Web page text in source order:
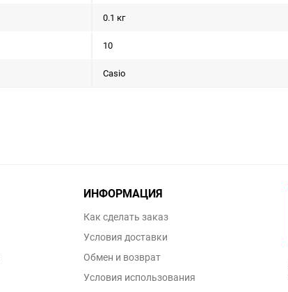
0.1 кг
10
Casio
ИНФОРМАЦИЯ
Как сделать заказ
Условия доставки
Обмен и возврат
Условия использования